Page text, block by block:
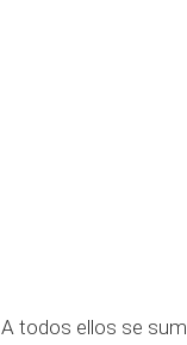
A todos ellos se